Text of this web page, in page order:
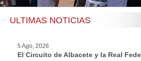
ULTIMAS NOTICIAS
5 Ago, 2026
El Circuito de Albacete y la Real